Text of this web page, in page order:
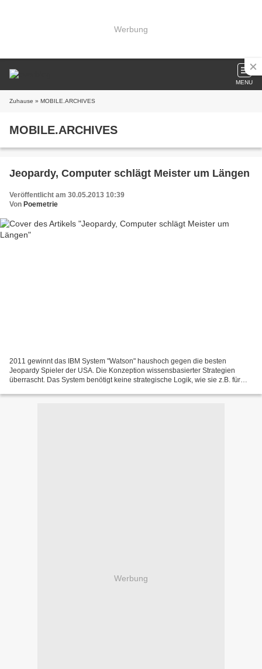
Werbung
MENU
Zuhause » MOBILE.ARCHIVES
MOBILE.ARCHIVES
Jeopardy, Computer schlägt Meister um Längen
Veröffentlicht am 30.05.2013 10:39
Von Poemetrie
2011 gewinnt das IBM System "Watson" haushoch gegen die besten
Jeopardy Spieler der USA. Die Konzeption wissensbasierter Strategien
überrascht. Das System benötigt keine strategische Logik, wie sie z.B. für
Werbung